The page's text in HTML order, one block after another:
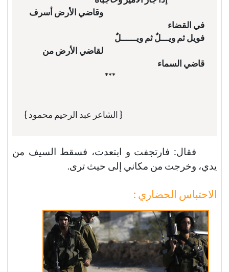
{ الشاعر عبد الرحيم محمود }
فقال: فارتجفت و ابتعدت، فسقط السيف من
يدي، وخرجت من مكاني إلى حيث ترى.
الاحتباس الحضاري :